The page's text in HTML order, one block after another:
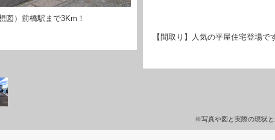
図）前橋駅まで3Km！
【間取り】人気の平屋住宅登場
※写真や図と実際の現状